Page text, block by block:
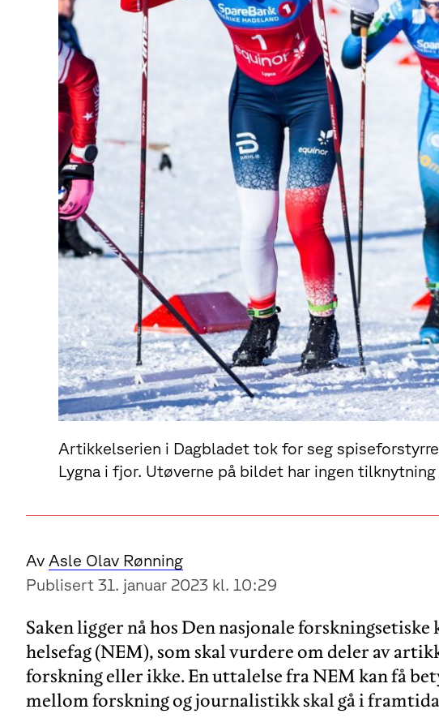
Artikkelserien i Dagbladet tok for seg
Lygna i fjor. Utøverne på bildet har ingen
Av Asle Olav Rønning
Publisert 31. januar 2023 kl. 10:29
Saken ligger nå hos Den nasjonale
helsefag (NEM), som skal vurdere om deler av
forskning eller ikke. En uttalelse fra NEM kan få
mellom forskning og journalistikk skal gå i